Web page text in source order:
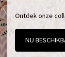
Ontdek onze
NU